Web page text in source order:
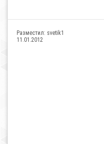
Разместил: svetik1
11.01.2012